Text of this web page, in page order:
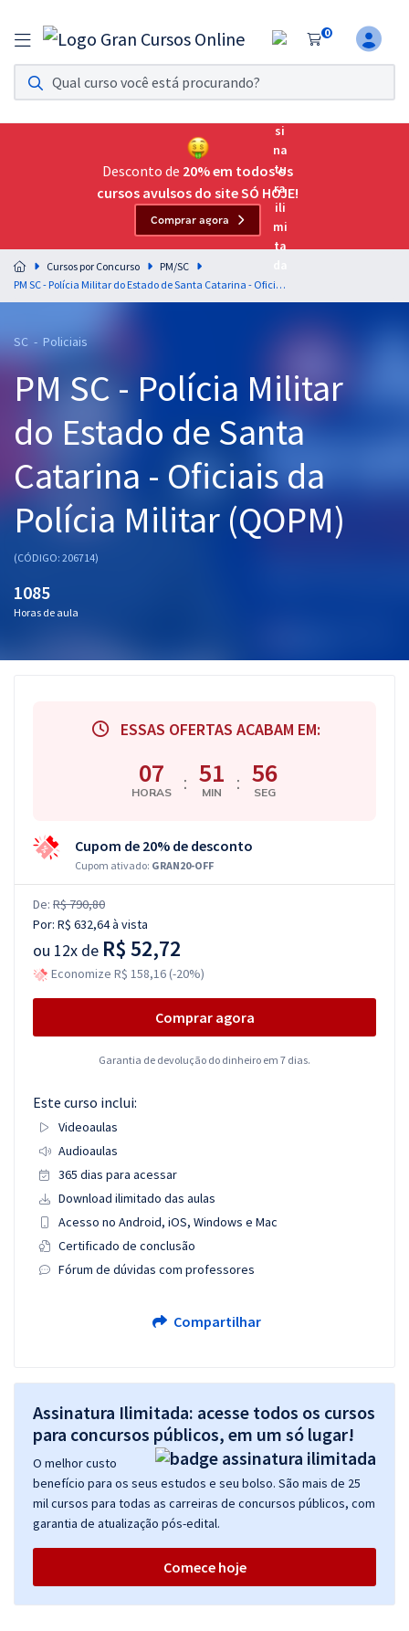
0
Assinatura Ilimitada 11
Acesso a todos os cursos. Teste grátis por 7 dias!
Assinatura OAB Até Passar
Acesso ilimitado a toda preparação para o Exame da
Residências Multiprofissionais
Preparação completa e intensiva para as principais
residências em saúde do Brasil
Cursos 20% OFF
Pós
Graduação
OAB
Questões grátis
Desconto de 20% em todos os
cursos avulsos do site SÓ HOJE!
Comprar agora
Cursos por Concurso
PM/SC
PM SC - Polícia Militar do Estado de Santa Catarina - Oficiais da Polícia Militar (QOPM)
SC - Policiais
PM SC - Polícia Militar
do Estado de Santa
Catarina - Oficiais da
Polícia Militar (QOPM)
(CÓDIGO: 206714)
1085
Horas de aula
ESSAS OFERTAS ACABAM EM:
07
HORAS : 51
MIN : 55
SEG
Cupom de 20% de desconto
Cupom ativado: GRAN20-OFF
De: R$ 790,80
Por: R$ 632,64à vista
ou 12x de R$ 52,72
Economize R$ 158,16 (-20%)
Comprar agora
Garantia de devolução do dinheiro em 7 dias.
Este curso inclui:
Videoaulas
Audioaulas
365 dias para acessar
Download ilimitado das aulas
Acesso no Android, iOS, Windows e Mac
Certificado de conclusão
Fórum de dúvidas com professores
Compartilhar
Assinatura Ilimitada: acesse todos os cursos
para concursos públicos, em um só lugar!
O melhor custo
benefício para os seus estudos e seu bolso. São mais de 25
mil cursos para todas as carreiras de concursos públicos, com
garantia de atualização pós-edital.
Comece hoje